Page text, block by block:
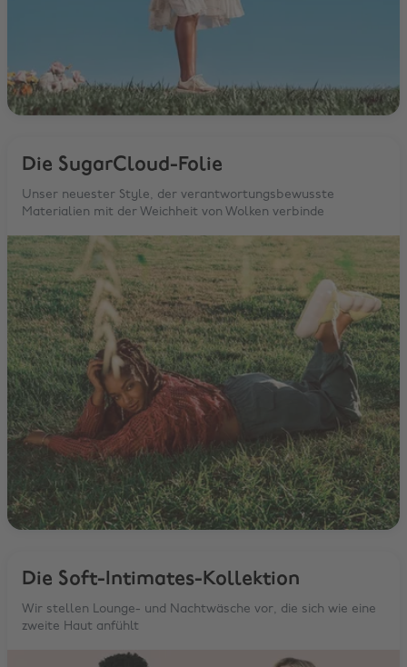
Die SugarCloud-Folie
Unser neuester Style, der verantwortungsbewusste
Materialien mit der Weichheit von Wolken verbinde
Die Soft-Intimates-Kollektion
Wir stellen Lounge- und Nachtwäsche vor, die sich wie eine
zweite Haut anfühlt